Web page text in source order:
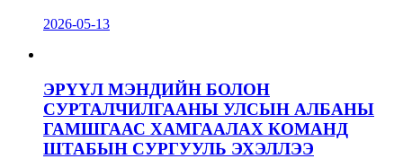
2026-05-13
ЭРҮҮЛ МЭНДИЙН БОЛОН
СУРТАЛЧИЛГААНЫ УЛСЫН АЛБАНЫ
ГАМШГААС ХАМГААЛАХ КОМАНД
ШТАБЫН СУРГУУЛЬ ЭХЭЛЛЭЭ